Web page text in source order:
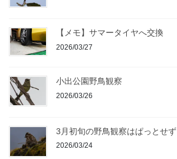
【メモ】サマータイヤへ交換
2026/03/27
小出公園野鳥観察
2026/03/26
3月初旬の野鳥観察はぱっとせず
2026/03/24